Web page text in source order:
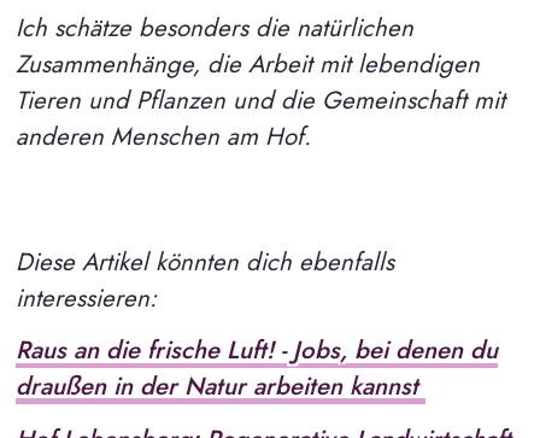
Ich schätze besonders die natürlichen
Zusammenhänge, die Arbeit mit lebendigen
Tieren und Pflanzen und die Gemeinschaft mit
anderen Menschen am Hof.
Diese Artikel könnten dich ebenfalls
interessieren:
Raus an die frische Luft! - Jobs, bei denen du
draußen in der Natur arbeiten kannst